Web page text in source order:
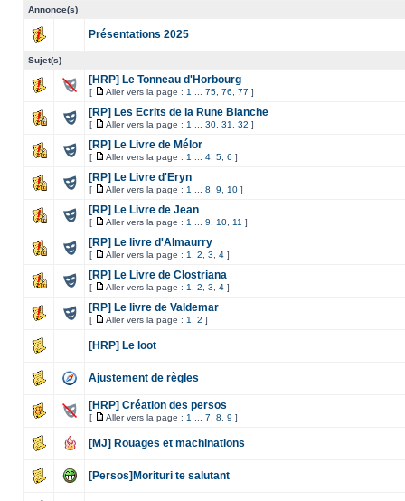
Annonce(s)
Présentations 2025
Sujet(s)
[HRP] Le Tonneau d'Horbourg
[ Aller vers la page : 1 75 76 77 ]
[RP] Les Ecrits de la Rune Blanche
[ Aller vers la page : 1 30 31 32 ]
[RP] Le Livre de Mélor
[ Aller vers la page : 1 4 5 6 ]
[RP] Le Livre d'Eryn
[ Aller vers la page : 1 8 9 10 ]
[RP] Le Livre de Jean
[ Aller vers la page : 1 9 10 11 ]
[RP] Le livre d'Almaurry
[ Aller vers la page : 1 2 3 4 ]
[RP] Le Livre de Clostriana
[ Aller vers la page : 1 2 3 4 ]
[RP] Le livre de Valdemar
[ Aller vers la page : 1 2 ]
[HRP] Le loot
Ajustement de règles
[HRP] Création des persos
[ Aller vers la page : 1 7 8 9 ]
[MJ] Rouages et machinations
[Persos]Morituri te salutant